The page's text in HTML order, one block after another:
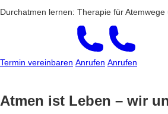
Durchatmen lernen: Therapie für
Termin vereinbaren Anrufen Anrufen
Atmen ist Leben – wir